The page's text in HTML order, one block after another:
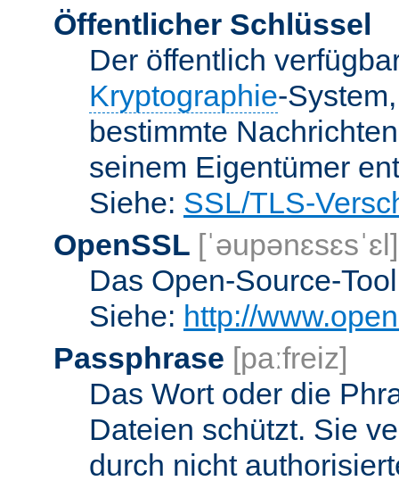
Öffentlicher Schlüssel
Der öffentlich
Kryptographie-
bestimmte
seinem Eigentümer
Siehe: SSL/TLS-
OpenSSL [ˈəupənɛsɛsˈɛl]
Das Open-Source-
Siehe: http://
Passphrase [paːfreiz]
Das Wort oder die
Dateien schützt. Sie
durch nicht